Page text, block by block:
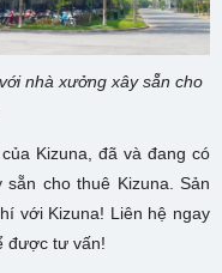
nhà xưởng xây sẵn cho
Kizuna, đã và đang có
cho thuê Kizuna. Sản
với Kizuna! Liên hệ ngay
được tư vấn!